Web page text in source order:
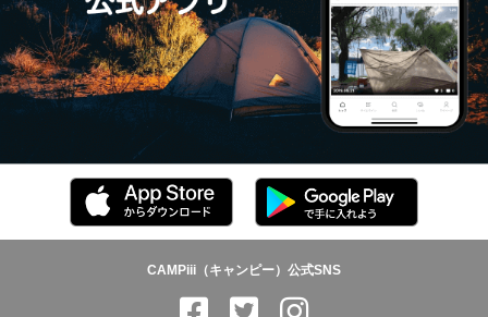
CAMPiii（キャンピー）公式SNS